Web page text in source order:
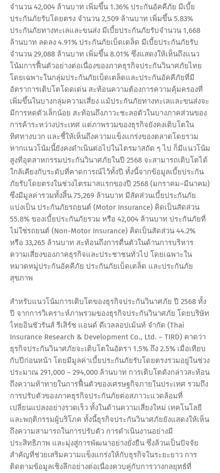
จำนวน 42,004 ล้านบาท เพิ่มขึ้น 1.36% ประกันอัคคีภัย มีเบี้ย
ประกันภัยรับโดยตรง จำนวน 2,509 ล้านบาท เพิ่มขึ้น 5.83%
ประกันภัยทางทะเลและขนส่ง มีเบี้ยประกันภัยรับจำนวน 1,668
ล้านบาท ลดลง 4.91% ประกันภัยเบ็ดเตล็ด มีเบี้ยประกันภัยรับ
จำนวน 29,088 ล้านบาท เพิ่มขึ้น 8.01% ซึ่งแสดงให้เห็นถึงแนว
โน้มการฟื้นตัวอย่างต่อเนื่องของภาคธุรกิจประกันวินาศภัยไทย
โดยเฉพาะในกลุ่มประกันภัยเบ็ดเตล็ดและประกันอัคคีภัยที่มี
อัตราการเติบโตโดดเด่น สะท้อนความต้องการความคุ้มครองที่
เพิ่มขึ้นในบางกลุ่มความเสี่ยง แม้ประกันภัยทางทะเลและขนส่งจะ
มีการหดตัวเล็กน้อย สะท้อนถึงภาวะชะลอตัวในบางภาคส่วนของ
การค้าระหว่างประเทศ แต่ภาพรวมของธุรกิจยังคงเติบโตใน
ทิศทางบวก และชี้ให้เห็นถึงความแข็งแกร่งของตลาดโดยรวม
หากแนวโน้มนี้ยังคงดำเนินต่อไปในไตรมาสถัด ๆ ไป ก็มีแนวโน้ม
สูงที่อุตสาหกรรมประกันวินาศภัยในปี 2568 จะสามารถเติบโตได้
ใกล้เคียงกับระดับที่คาดการณ์ไว้ทั้งปี ทั้งนี้จากข้อมูลเบี้ยประกัน
ภัยรับโดยตรงในช่วงไตรมาสแรกของปี 2568 (มกราคม–มีนาคม)
ซึ่งมีมูลค่ารวมทั้งสิ้น 75,269 ล้านบาท มีสัดส่วนเบี้ยประกันภัย
แบ่งเป็น ประกันภัยรถยนต์ (Motor Insurance) คิดเป็นสัดส่วน
55.8% ของเบี้ยประกันภัยรวม หรือ 42,004 ล้านบาท ประกันภัยที่
ไม่ใช่รถยนต์ (Non-Motor Insurance) คิดเป็นสัดส่วน 44.2%
หรือ 33,265 ล้านบาท สะท้อนถึงการตื่นตัวในด้านการบริหาร
ความเสี่ยงของภาคธุรกิจและประชาชนทั่วไป โดยเฉพาะใน
หมวดหมู่ประกันอัคคีภัย ประกันภัยเบ็ดเตล็ด และประกันภัย
สุขภาพ
สำหรับแนวโน้มการเติบโตของธุรกิจประกันวินาศภัย ปี 2568 ทั้ง
ปี จากการวิเคราะห์ภาพรวมของธุรกิจประกันวินาศภัย โดยบริษัท
ไทยอินชัวรันส์ รีเสิร์ช แอนด์ ดีเวลลอปเม้นท์ จำกัด (Thai
Insurance Research & Development Co., Ltd. – TIRD) คาดว่า
ธุรกิจประกันวินาศภัยจะเติบโตในอัตรา 1.5% ถึง 2.5% เมื่อเทียบ
กับปีก่อนหน้า โดยมีมูลค่าเบี้ยประกันภัยรับโดยตรงรวมอยู่ในช่วง
ประมาณ 291,000 – 294,000 ล้านบาท การเติบโตดังกล่าวสะท้อน
ถึงความท้าทายในการฟื้นตัวของเศรษฐกิจภายในประเทศ รวมถึง
การปรับตัวของภาคธุรกิจประกันภัยต่อสภาวะแวดล้อมที่
เปลี่ยนแปลงอย่างรวดเร็ว ทั้งในด้านความเสี่ยงใหม่ เทคโนโลยี
และพฤติกรรมผู้บริโภค ทั้งนี้ธุรกิจประกันวินาศภัยยังแสดงให้เห็น
ถึงความสามารถในการปรับตัว การดำเนินงานอย่างมี
ประสิทธิภาพ และมุ่งสู่การพัฒนาอย่างยั่งยืน ซึ่งล้วนเป็นปัจจัย
สำคัญที่ช่วยเสริมความแข็งแกร่งให้กับธุรกิจในระยะยาว การ
ติดตามข้อมูลเชิงลึกอย่างต่อเนื่องควบคู่กับการวางกลยุทธ์ที่